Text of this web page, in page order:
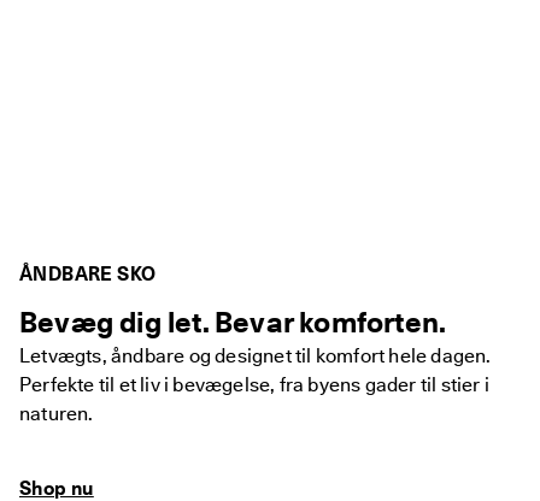
ÅNDBARE SKO
Bevæg dig let. Bevar komforten.
Letvægts, åndbare og designet til komfort hele dagen.
Perfekte til et liv i bevægelse, fra byens gader til stier i
naturen.
Shop nu